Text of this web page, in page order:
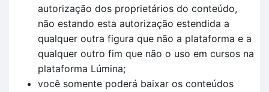
autorização dos proprietários do conteúdo,
não estando esta autorização estendida a
qualquer outra figura que não a plataforma e a
qualquer outro fim que não o uso em cursos na
plataforma Lúmina;
você somente poderá baixar os conteúdos